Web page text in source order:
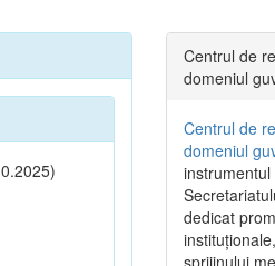
Centrul de
domeniul
Centrul de
domeniul
dedicat